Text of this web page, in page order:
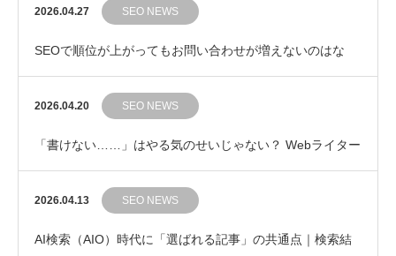
2026.04.27 SEO NEWS
SEOで順位が上がってもお問い合わせが増えないのはな
ぜ？ 成果につながるキーワード選びの考え方
2026.04.20 SEO NEWS
「書けない……」はやる気のせいじゃない？ Webライター
の集中力を守る「ポモドーロ・テクニック」のす…
2026.04.13 SEO NEWS
AI検索（AIO）時代に「選ばれる記事」の共通点｜検索結